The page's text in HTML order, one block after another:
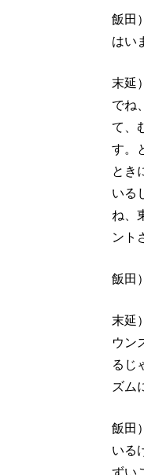
飯田
はい
末延
でね
て、
す。
とき
いる
ね、
ント
飯田
末延
ウン
るじ
ズム
飯田
いる
ずい